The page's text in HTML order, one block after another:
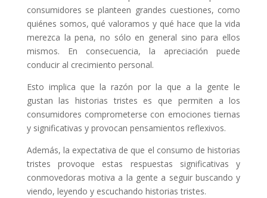
consumidores se planteen grandes cuestiones, como
quiénes somos, qué valoramos y qué hace que la vida
merezca la pena, no sólo en general sino para ellos
mismos. En consecuencia, la apreciación puede
conducir al crecimiento personal.
Esto implica que la razón por la que a la gente le
gustan las historias tristes es que permiten a los
consumidores comprometerse con emociones tiernas
y significativas y provocan pensamientos reflexivos.
Además, la expectativa de que el consumo de historias
tristes provoque estas respuestas significativas y
conmovedoras motiva a la gente a seguir buscando y
viendo, leyendo y escuchando historias tristes.